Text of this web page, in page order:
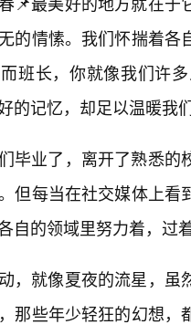
的情愫。我们怀揣着
班长，你就像我们许
的记忆，却足以温暖我
毕业了，离开了熟悉
但每当在社交媒体上
自的领域里努力着，过
，就像夏夜的流星，
那些年少轻狂的幻想